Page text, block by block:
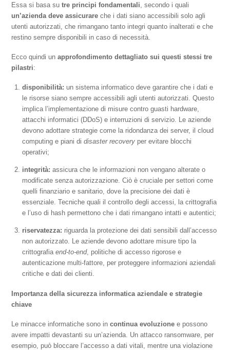
Essa si basa sutre principi fondamentali , secondo i quali
un’azienda deve assicurare che i dati siano accessibili solo agli
utenti autorizzati, che rimangano tanto integri quanto inalterati e che
restino sempre disponibili in caso di necessità.
Ecco quindi unapprofondimento dettagliato sui questi stessi tre
pilastri:
disponibilità: un sistema informatico deve garantire che i dati e
le risorse siano sempre accessibili agli utenti autorizzati. Questo
implica l’implementazione di misure contro guasti hardware,
attacchi informatici (DDoS) e interruzioni di servizio. Le aziende
devono adottare strategie come la ridondanza dei server, il cloud
computing e piani didisaster recovery per evitare blocchi
operativi;
integrità: assicura che le informazioni non vengano alterate o
modificate senza autorizzazione. Ciò è cruciale per settori come
quelli finanziario e sanitario, dove la precisione dei dati è
essenziale. Tecniche quali il controllo degli accessi, la crittografia
e l’uso di hash permettono che i dati rimangano intatti e autentici;
riservatezza: riguarda la protezione dei dati sensibili dall’accesso
non autorizzato. Le aziende devono adottare misure tipo la
crittografiaend-to-end, politiche di accesso rigorose e
autenticazione multi-fattore, per proteggere informazioni aziendali
critiche e dati dei clienti.
Importanza della sicurezza informatica aziendale e strategie
chiave
Le minacce informatiche sono incontinua evoluzione e possono
avere impatti devastanti su un’azienda. Un attacco ransomware, per
esempio, può bloccare l’accesso a dati vitali, mentre una violazione